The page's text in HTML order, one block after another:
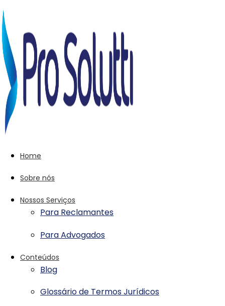
Home
Sobre nós
Nossos Serviços
Para Reclamantes
Para Advogados
Conteúdos
Blog
Glossário de Termos Jurídicos